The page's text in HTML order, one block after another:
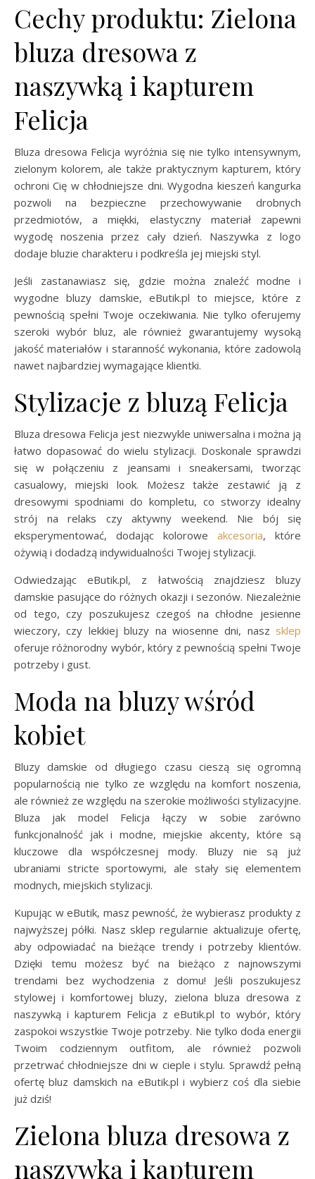
Cechy produktu: Zielona
bluza dresowa z
naszywką i kapturem
Felicja
Bluza dresowa Felicja wyróżnia się nie tylko intensywnym,
zielonym kolorem, ale także praktycznym kapturem, który
ochroni Cię w chłodniejsze dni. Wygodna kieszeń kangurka
pozwoli na bezpieczne przechowywanie drobnych
przedmiotów, a miękki, elastyczny materiał zapewni
wygodę noszenia przez cały dzień. Naszywka z logo
dodaje bluzie charakteru i podkreśla jej miejski styl.
Jeśli zastanawiasz się, gdzie można znaleźć modne i
wygodne bluzy damskie, eButik.pl to miejsce, które z
pewnością spełni Twoje oczekiwania. Nie tylko oferujemy
szeroki wybór bluz, ale również gwarantujemy wysoką
jakość materiałów i staranność wykonania, które zadowolą
nawet najbardziej wymagające klientki.
Stylizacje z bluzą Felicja
Bluza dresowa Felicja jest niezwykle uniwersalna i można ją
łatwo dopasować do wielu stylizacji. Doskonale sprawdzi
się w połączeniu z jeansami i sneakersami, tworząc
casualowy, miejski look. Możesz także zestawić ją z
dresowymi spodniami do kompletu, co stworzy idealny
strój na relaks czy aktywny weekend. Nie bój się
eksperymentować, dodając kolorowe akcesoria, które
ożywią i dodadzą indywidualności Twojej stylizacji.
Odwiedzając eButik.pl, z łatwością znajdziesz bluzy
damskie pasujące do różnych okazji i sezonów. Niezależnie
od tego, czy poszukujesz czegoś na chłodne jesienne
wieczory, czy lekkiej bluzy na wiosenne dni, nasz sklep
oferuje różnorodny wybór, który z pewnością spełni Twoje
potrzeby i gust.
Moda na bluzy wśród
kobiet
Bluzy damskie od długiego czasu cieszą się ogromną
popularnością nie tylko ze względu na komfort noszenia,
ale również ze względu na szerokie możliwości stylizacyjne.
Bluza jak model Felicja łączy w sobie zarówno
funkcjonalność jak i modne, miejskie akcenty, które są
kluczowe dla współczesnej mody. Bluzy nie są już
ubraniami stricte sportowymi, ale stały się elementem
modnych, miejskich stylizacji.
Kupując w eButik, masz pewność, że wybierasz produkty z
najwyższej półki. Nasz sklep regularnie aktualizuje ofertę,
aby odpowiadać na bieżące trendy i potrzeby klientów.
Dzięki temu możesz być na bieżąco z najnowszymi
trendami bez wychodzenia z domu! Jeśli poszukujesz
stylowej i komfortowej bluzy, zielona bluza dresowa z
naszywką i kapturem Felicja z eButik.pl to wybór, który
zaspokoi wszystkie Twoje potrzeby. Nie tylko doda energii
Twoim codziennym outfitom, ale również pozwoli
przetrwać chłodniejsze dni w cieple i stylu. Sprawdź pełną
ofertę bluz damskich na eButik.pl i wybierz coś dla siebie
już dziś!
Zielona bluza dresowa z
naszywką i kapturem